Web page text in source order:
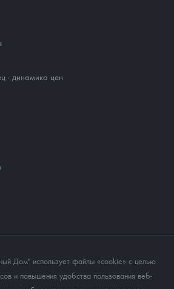
- динамика цен
Дом" использует файлы «cookie» с целью
и повышения удобства пользования веб-